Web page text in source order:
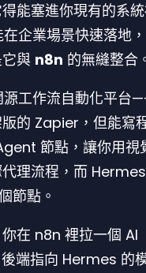
能塞進你現有的系
企業場景快速落地
與 n8n 的無縫整合
源工作流自動化平台
的 Zapier，但能寫
節點，讓你用視
理流程，而
節點。
在 n8n 裡拉一個 AI
端指向 Hermes 的